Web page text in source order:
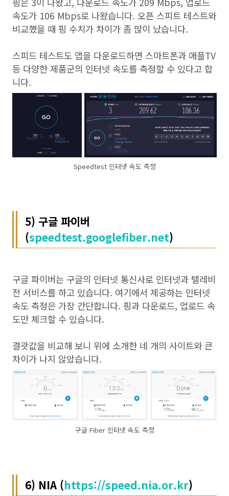
속도가 106 Mbps로 나왔습니다. 오픈 스피트 테스트와
비교했을 때 핑 수치가 차이가 좀 많이 났습니다.
스피드 테스트도 앱을 다운로드하면 스마트폰과 애플TV
등 다양한 제품군의 인터넷 속도를 측정할 수 있다고 합
니다.
Speedtest 인터넷 속도 측정
5) 구글 파이버
(speedtest.googlefiber.net)
구글 파이버는 구글의 인터넷 통신사로 인터넷과 텔레비
전 서비스를 하고 있습니다. 여기에서 제공하는 인터넷
속도 측정은 가장 간단합니다. 핑과 다운로드, 업로드 속
도만 체크할 수 있습니다.
결괏값을 비교해 보니 위에 소개한 네 개의 사이트와 큰
차이가 나지 않았습니다.
구글 Fiber 인터넷 속도 측정
6) NIA (https://speed.nia.or.kr)